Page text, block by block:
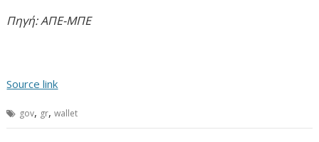
Πηγή: ΑΠΕ-ΜΠΕ
Source link
gov, gr,wallet